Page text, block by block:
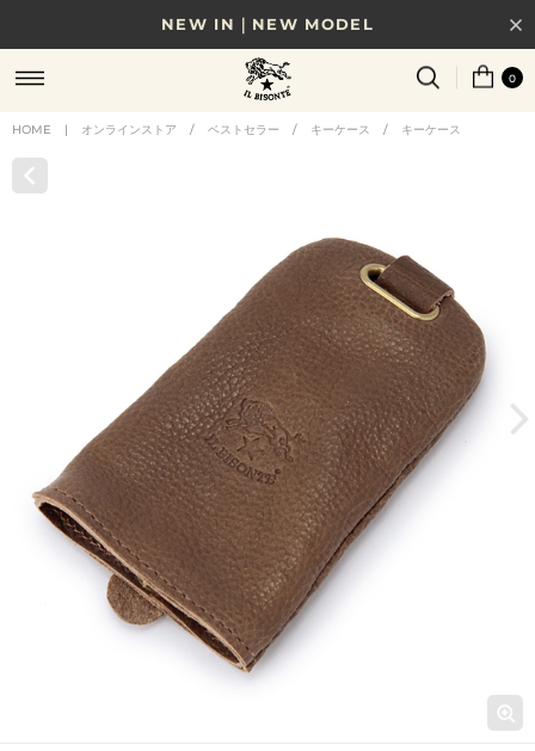
NEW IN｜NEW MODEL
8/17(月)10時まで｜税込11,000円以上で送料無料
贈る相手やシーンから選べる、新しいギフトガイド
0
HOME | オンラインストア / ベストセラー / キーケース / キーケース